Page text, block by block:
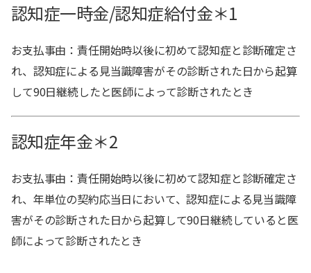
認知症一時金/認知症給付金＊1
お支払事由：責任開始時以後に初めて認知症と診断確定さ
れ、認知症による見当識障害がその診断された日から起算
して90日継続したと医師によって診断されたとき
認知症年金＊2
お支払事由：責任開始時以後に初めて認知症と診断確定さ
れ、年単位の契約応当日において、認知症による見当識障
害がその診断された日から起算して90日継続していると医
師によって診断されたとき